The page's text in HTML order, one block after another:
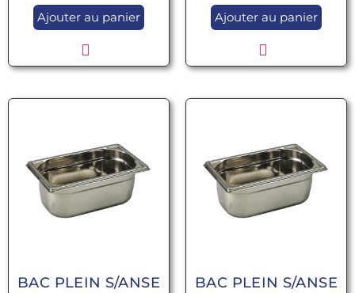
Ajouter au panier Ajouter au panier
BAC PLEIN S/ANSE
BAC PLEIN S/ANSE